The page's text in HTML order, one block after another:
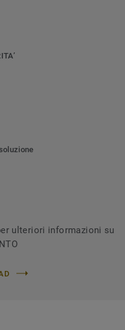
ulteriori informazioni su